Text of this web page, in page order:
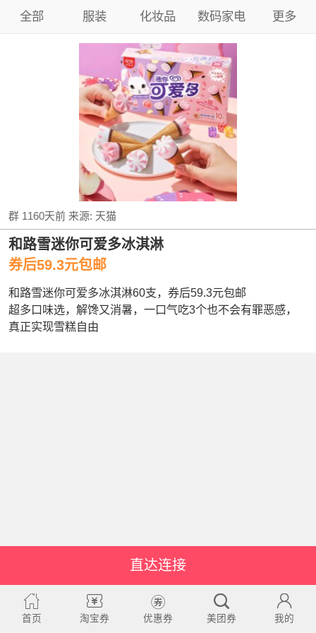
全部 服装 化妆品 数码家电 更多
群 1160天前来源: 天猫
和路雪迷你可爱多冰淇淋
券后59.3元包邮
和路雪迷你可爱多冰淇淋60支，券后59.3元包邮
超多口味选，解馋又消暑，一口气吃3个也不会有罪恶感，
真正实现雪糕自由
直达连接
首页 淘宝券 优惠券 美团券 我的